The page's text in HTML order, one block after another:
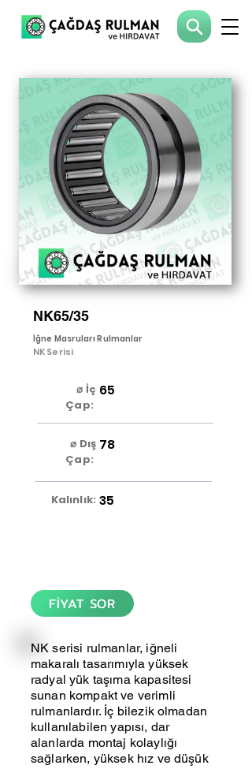
NK65/35
İğne Masruları Rulmanlar
NK Serisi
⌀ İç
Çap:
65
⌀ Dış
Çap:
78
Kalınlık: 35
FİYAT SOR
NK serisi rulmanlar, iğneli
makaralı tasarımıyla yüksek
radyal yük taşıma kapasitesi
sunan kompakt ve verimli
rulmanlardır. İç bilezik olmadan
kullanılabilen yapısı, dar
alanlarda montaj kolaylığı
sağlarken, yüksek hız ve düşük